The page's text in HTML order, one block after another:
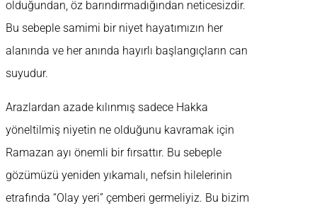
olduğundan, öz barındırmadığından neticesizdir.
Bu sebeple samimi bir niyet hayatımızın her
alanında ve her anında hayırlı başlangıçların can
suyudur.
Arazlardan azade kılınmış sadece Hakka
yöneltilmiş niyetin ne olduğunu kavramak için
Ramazan ayı önemli bir fırsattır. Bu sebeple
gözümüzü yeniden yıkamalı, nefsin hilelerinin
etrafında “Olay yeri” çemberi germeliyiz. Bu bizim